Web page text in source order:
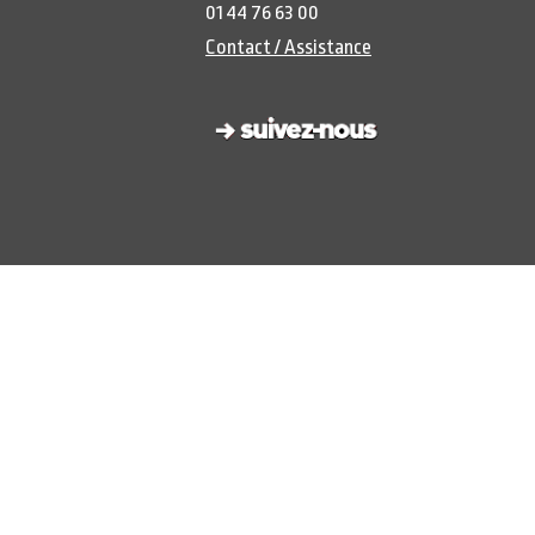
01 44 76 63 00
Contact / Assistance